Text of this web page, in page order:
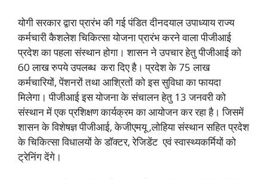
योगी सरकार द्वारा प्रारंभ की गई पंडित दीनदयाल उपाध्याय राज्य
कर्मचारी कैशलेश चिकित्सा योजना प्रारंभ करने वाला पीजीआई
प्रदेश का पहला संस्थान होगा। शासन ने उपचार हेतु पीजीआई को
60 लाख रुपये उपलब्ध करा दिए है। प्रदेश के 75 लाख
कर्मचारियों, पेंशनरों तथा आश्रितों को इस सुविधा का फायदा
मिलेगा। पीजीआई इस योजना के संचालन हेतु 13 जनवरी को
संस्थान में एक प्रशिक्षण कार्यक्रम का आयोजन कर रहा है। जिसमें
शासन के विशेषज्ञ पीजीआई, केजीएमयू ,लोहिया संस्थान सहित प्रदेश
के चिकित्सा विधालयों के डॉक्टर, रेजिडेंट एवं स्वास्थ्यकर्मियों को
ट्रेनिंग देंगे।